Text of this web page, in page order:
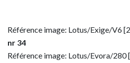
Référence image: Lotus/Exige/V6
nr 34
Référence image: Lotus/Evora/